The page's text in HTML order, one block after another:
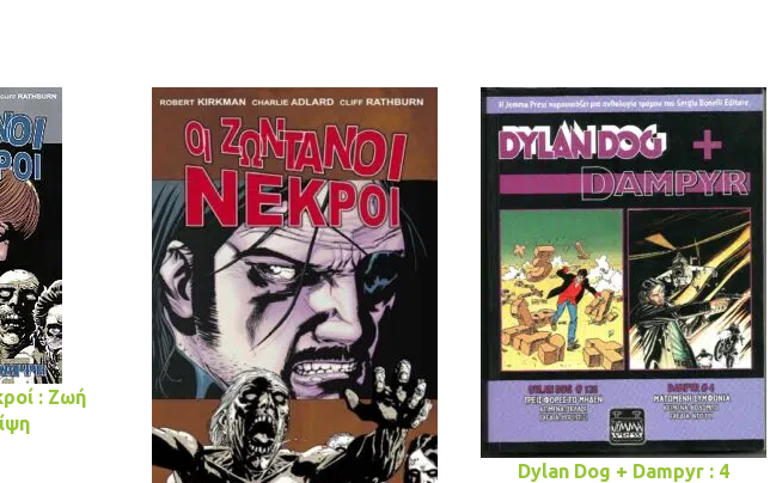
: Ζωή
Dylan Dog + Dampyr : 4